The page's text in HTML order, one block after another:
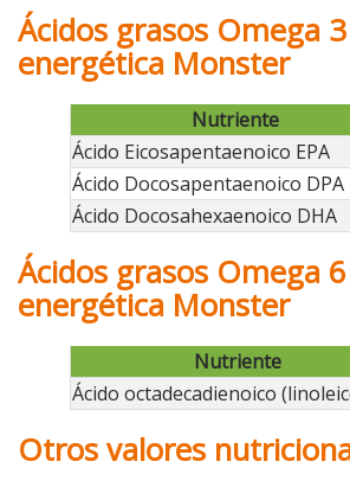
Ácidos grasos Omega
energética Monster
Nutriente
Ácido Eicosapentaenoico EPA
Ácido Docosapentaenoico DPA
Ácido Docosahexaenoico DHA
Ácidos grasos Omega
energética Monster
Nutriente
Ácido octadecadienoico
Otros valores